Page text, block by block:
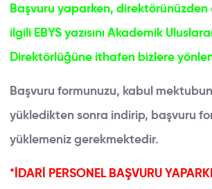
Başvuru yaparken, direktörünüzden
ilgili EBYS yazısını Akademik
Direktörlüğüne ithafen bizlere
Başvuru formunuzu, kabul
yükledikten sonra indirip, başvuru
yüklemeniz gerekmektedir.
*İDARİ PERSONEL BAŞVURU